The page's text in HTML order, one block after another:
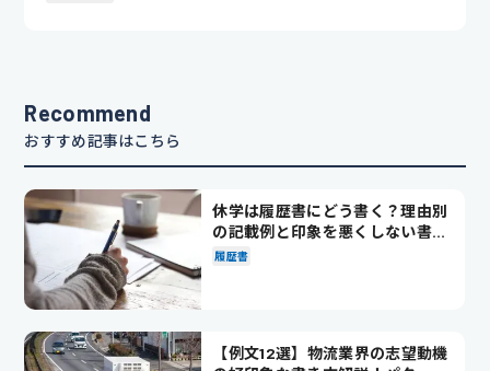
Recommend
おすすめ記事はこちら
休学は履歴書にどう書く？理由別
の記載例と印象を悪くしない書き
方を解説
履歴書
【例文12選】物流業界の志望動機